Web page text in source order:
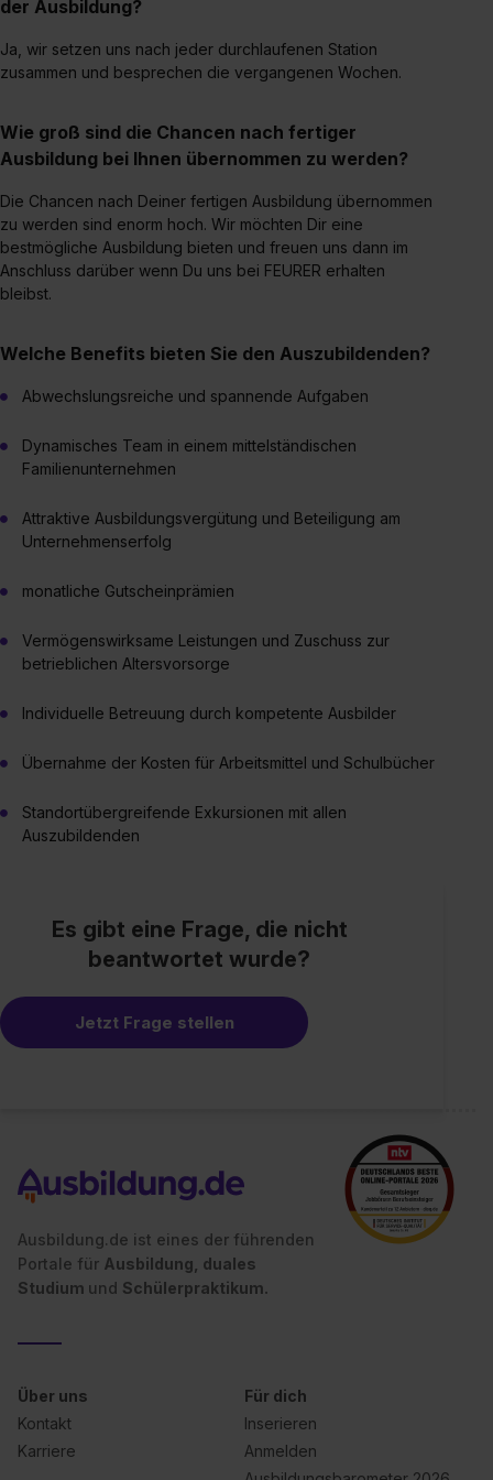
Media und Marketing“ umfasst hierbei die Einwilligung
S. 1 lit. a) DS-GVO). Die USA verfügen über kein
angemessenes Datenschutzniveau (EuGH – Schrems
Wirkung für die Zukunft ganz oder teilweise über unsere
Datenschutzerklärung unter dem Punkt „Datenschutz-
einzelnen Cookies findest du durch Klick auf „Details
zeigen“. Weitere Informationen:Datenschutzerklärung
Impressum.
der Ausbildung?
Ja, wir setzen uns nach jeder durchlaufenen Station
zusammen und besprechen die vergangenen Wochen.
Wie groß sind die Chancen nach fertiger
Ausbildung bei Ihnen übernommen zu werden?
Die Chancen nach Deiner fertigen Ausbildung übernommen
zu werden sind enorm hoch. Wir möchten Dir eine
bestmögliche Ausbildung bieten und freuen uns dann im
Anschluss darüber wenn Du uns bei FEURER erhalten
bleibst.
Welche Benefits bieten Sie den Auszubildenden?
Abwechslungsreiche und spannende Aufgaben
Dynamisches Team in einem mittelständischen
Familienunternehmen
Attraktive Ausbildungsvergütung und Beteiligung am
Unternehmenserfolg
monatliche Gutscheinprämien
Vermögenswirksame Leistungen und Zuschuss zur
betrieblichen Altersvorsorge
Individuelle Betreuung durch kompetente Ausbilder
Übernahme der Kosten für Arbeitsmittel und Schulbücher
Standortübergreifende Exkursionen mit allen
Auszubildenden
Es gibt eine Frage, die nicht
beantwortet wurde?
Jetzt Frage stellen
Ausbildung.de ist eines der führenden
Portale für Ausbildung, duales
Studium und Schülerpraktikum.
Über uns
Kontakt
Karriere
Für dich
Inserieren
Anmelden